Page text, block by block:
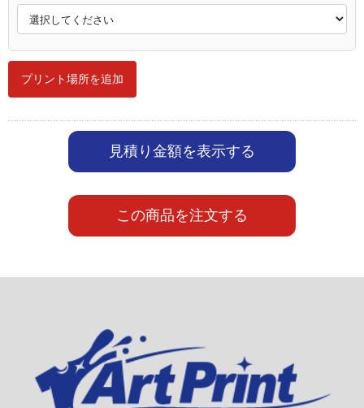
プリント場所を追加
見積り金額を表示する
この商品を注文する